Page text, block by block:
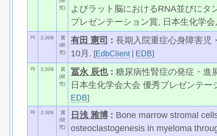
究)
よびラット脳におけるRNA並びにタ
プレゼンテーション賞, 日本生化学
14) 2,009
賞
(研
究)
有田 憲司 : 長期入院重症心身障害児
10月. [EdbClient| EDB]
15) 2,009
賞
(研
究)
冨永 辰也: 糖尿病性腎症の発症・進
日本生化学会大会 優秀プレゼンテ
EDB]
16) 2,009
賞
(研
究)
日浅 雅博: Bone marrow stromal
osteoclastogenesis in myeloma